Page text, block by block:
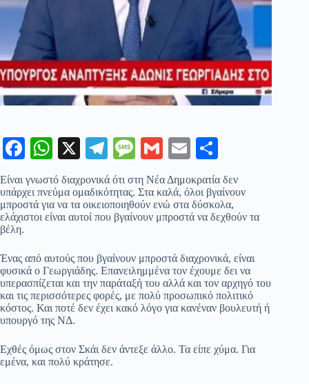
Fa
bo
ok
W
ha
ts
A
X
Te
le
gr
a
M
es
sa
ge
G
m
ail
E
ail
οι
ρ
α
εί
τε
Είναι γνωστό διαχρονικά ότι στη Νέα Δημοκρατία δεν
υπάρχει πνεύμα ομαδικότητας. Στα καλά, όλοι βγαίνουν
μπροστά για να τα οικειοποιηθούν ενώ στα δύσκολα,
ελάχιστοι είναι αυτοί που βγαίνουν μπροστά να δεχθούν τα
βέλη.
Ένας από αυτούς που βγαίνουν μπροστά διαχρονικά, είναι
φυσικά ο Γεωργιάδης. Επανειλημμένα τον έχουμε δει να
υπερασπίζεται και την παράταξή του αλλά και τον αρχηγό του
και τις περισσότερες φορές, με πολύ προσωπικό πολιτικό
κόστος. Και ποτέ δεν έχει κακό λόγο για κανέναν βουλευτή ή
υπουργό της ΝΔ.
Εχθές όμως στον Σκάι δεν άντεξε άλλο. Τα είπε χύμα. Για
εμένα, και πολύ κράτησε.